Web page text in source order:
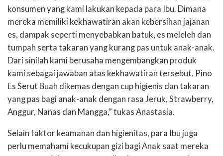
konsumen yang kami lakukan kepada para Ibu. Dimana
mereka memiliki kekhawatiran akan kebersihan jajanan
es, dampak seperti menyebabkan batuk, es meleleh dan
tumpah serta takaran yang kurang pas untuk anak-anak.
Dari sinilah kami berusaha mengembangkan produk
kami sebagai jawaban atas kekhawatiran tersebut. Pino
Es Serut Buah dikemas dengan cup higienis dan takaran
yang pas bagi anak-anak dengan rasa Jeruk, Strawberry,
Anggur, Nanas dan Mangga,” tukas Anastasia.
Selain faktor keamanan dan higienitas, para Ibu juga
perlu memahami kecukupan gizi bagi Anak saat mereka